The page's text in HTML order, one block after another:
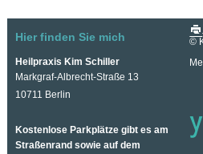
Hier finden Sie mich
Heilpraxis Kim Schiller
Markgraf-Albrecht-Straße 13
10711 Berlin
Kostenlose Parkplätze gibt es am
Straßenrand sowie auf dem
©